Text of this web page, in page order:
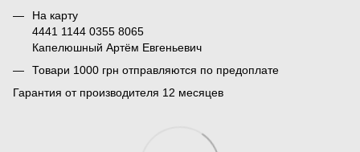
На карту
4441 1144 0355 8065
Капелюшный Артём Евгеньевич
Товари 1000 грн отправляются по предоплате
Гарантия от производителя 12 месяцев